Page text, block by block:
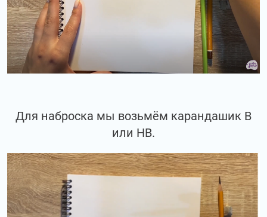
Для наброска мы возьмём карандашик В
или НВ.